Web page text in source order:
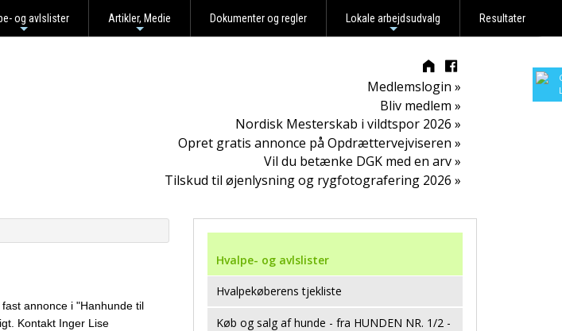
og avlslister Artikler, Medie Dokumenter og regler Lokale arbejdsudvalg Resultater
Medlemslogin »
Bliv medlem »
Nordisk Mesterskab i vildtspor 2026 »
Opret gratis annonce på Opdrættervejviseren »
Vil du betænke DGK med en arv »
Tilskud til øjenlysning og rygfotografering 2026 »
annonce i "Hanhunde til
Kontakt Inger Lise
Hvalpe- og avlslister
Hvalpekøberens tjekliste
Køb og salg af hunde - fra HUNDEN NR. 1/2 -